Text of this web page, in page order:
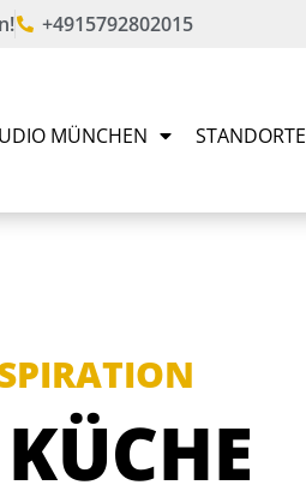
+4915792802015
MÜNCHEN STANDORTE